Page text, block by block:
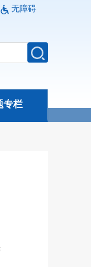
无障碍
专栏